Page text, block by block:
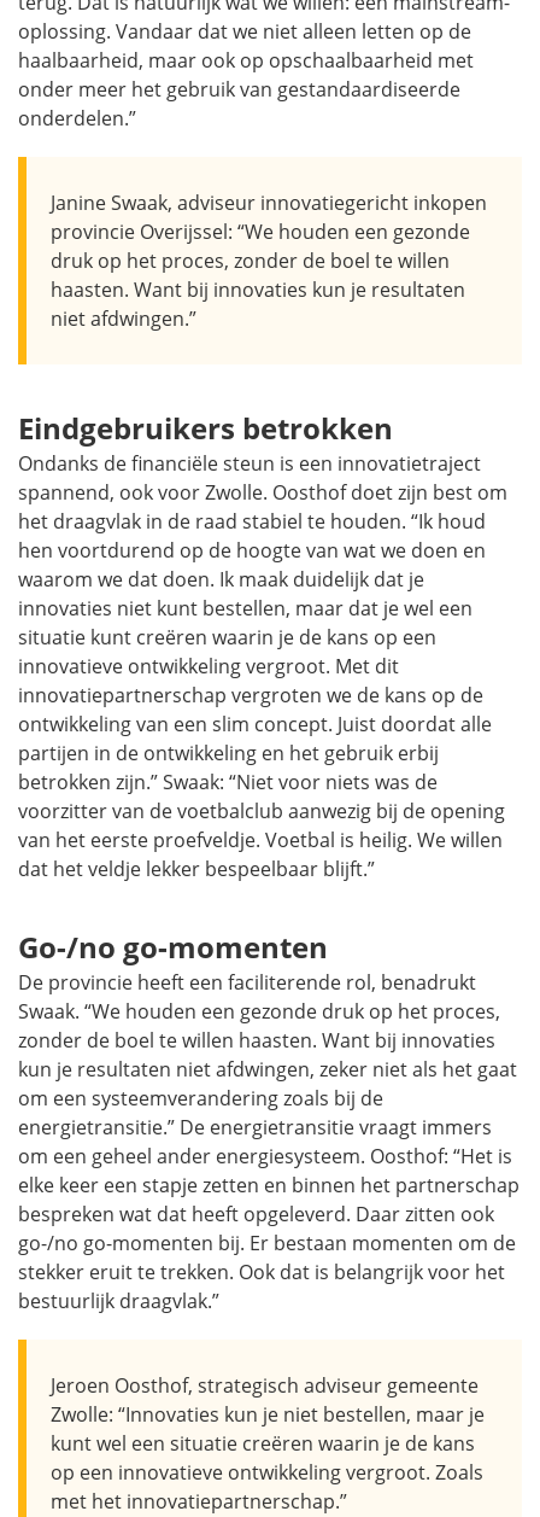
oplossing. Vandaar dat we niet alleen letten op de
haalbaarheid, maar ook op opschaalbaarheid met
onder meer het gebruik van gestandaardiseerde
onderdelen.”
Janine Swaak, adviseur innovatiegericht inkopen
provincie Overijssel: “We houden een gezonde
druk op het proces, zonder de boel te willen
haasten. Want bij innovaties kun je resultaten
niet afdwingen.”
Eindgebruikers betrokken
Ondanks de financiële steun is een innovatietraject
spannend, ook voor Zwolle. Oosthof doet zijn best om
het draagvlak in de raad stabiel te houden. “Ik houd
hen voortdurend op de hoogte van wat we doen en
waarom we dat doen. Ik maak duidelijk dat je
innovaties niet kunt bestellen, maar dat je wel een
situatie kunt creëren waarin je de kans op een
innovatieve ontwikkeling vergroot. Met dit
innovatiepartnerschap vergroten we de kans op de
ontwikkeling van een slim concept. Juist doordat alle
partijen in de ontwikkeling en het gebruik erbij
betrokken zijn.” Swaak: “Niet voor niets was de
voorzitter van de voetbalclub aanwezig bij de opening
van het eerste proefveldje. Voetbal is heilig. We willen
dat het veldje lekker bespeelbaar blijft.”
Go-/no go-momenten
De provincie heeft een faciliterende rol, benadrukt
Swaak. “We houden een gezonde druk op het proces,
zonder de boel te willen haasten. Want bij innovaties
kun je resultaten niet afdwingen, zeker niet als het gaat
om een systeemverandering zoals bij de
energietransitie.” De energietransitie vraagt immers
om een geheel ander energiesysteem. Oosthof: “Het is
elke keer een stapje zetten en binnen het partnerschap
bespreken wat dat heeft opgeleverd. Daar zitten ook
go-/no go-momenten bij. Er bestaan momenten om de
stekker eruit te trekken. Ook dat is belangrijk voor het
bestuurlijk draagvlak.”
Jeroen Oosthof, strategisch adviseur gemeente
Zwolle: “Innovaties kun je niet bestellen, maar je
kunt wel een situatie creëren waarin je de kans
op een innovatieve ontwikkeling vergroot. Zoals
met het innovatiepartnerschap.”